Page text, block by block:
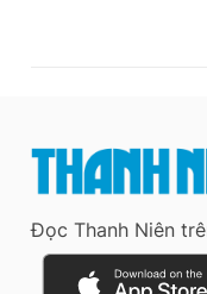
Đọc Thanh Niên